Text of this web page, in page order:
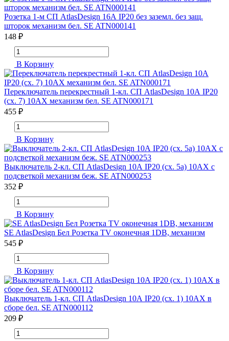
Розетка 1-м СП AtlasDesign 16А IP20 без заземл. без защ.
шторок механизм бел. SE ATN000141
148 ₽
В Корзину
Переключатель перекрестный 1-кл. СП AtlasDesign 10А IP20
(сх. 7) 10AX механизм бел. SE ATN000171
455 ₽
В Корзину
Выключатель 2-кл. СП AtlasDesign 10А IP20 (сх. 5а) 10AX с
подсветкой механизм беж. SE ATN000253
352 ₽
В Корзину
SE AtlasDesign Бел Розетка TV оконечная 1DB, механизм
545 ₽
В Корзину
Выключатель 1-кл. СП AtlasDesign 10А IP20 (сх. 1) 10AX в
сборе бел. SE ATN000112
209 ₽